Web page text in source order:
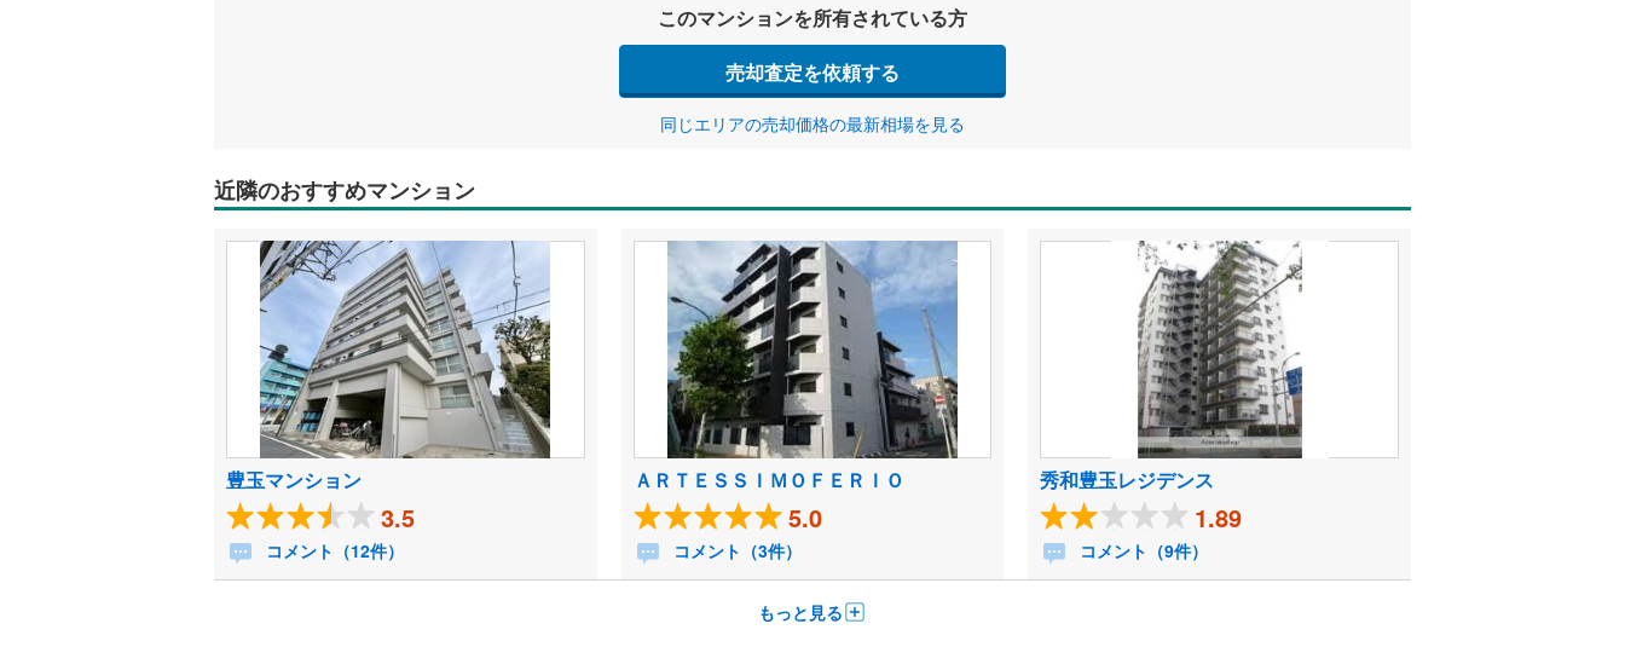
このマンションを所有されている方
売却査定を依頼する
同じエリアの売却価格の最新相場を見る
近隣のおすすめマンション
豊玉マンション
3.5
コメント（12件）
ＡＲＴＥＳＳＩＭＯＦＥＲＩＯ
5.0
コメント（3件）
秀和豊玉レジデンス
1.89
コメント（9件）
もっと見る